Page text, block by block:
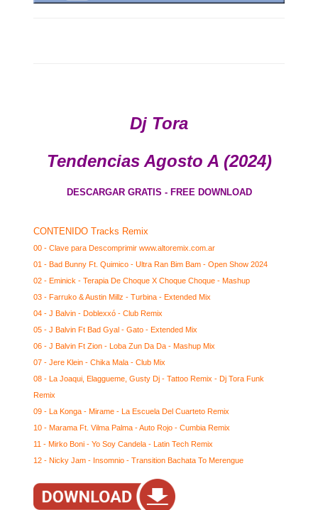
Dj Tora
Tendencias Agosto A (2024)
DESCARGAR GRATIS - FREE DOWNLOAD
CONTENIDO Tracks Remix
00 - Clave para Descomprimir www.altoremix.com.ar
01 - Bad Bunny Ft. Quimico - Ultra Ran Bim Bam - Open Show 2024
02 - Eminick - Terapia De Choque X Choque Choque - Mashup
03 - Farruko & Austin Millz - Turbina - Extended Mix
04 - J Balvin - Doblexxó - Club Remix
05 - J Balvin Ft Bad Gyal - Gato - Extended Mix
06 - J Balvin Ft Zion - Loba Zun Da Da - Mashup Mix
07 - Jere Klein - Chika Mala - Club Mix
08 - La Joaqui, Elaggueme, Gusty Dj - Tattoo Remix - Dj Tora Funk
Remix
09 - La Konga - Mirame - La Escuela Del Cuarteto Remix
10 - Marama Ft. Vilma Palma - Auto Rojo - Cumbia Remix
11 - Mirko Boni - Yo Soy Candela - Latin Tech Remix
12 - Nicky Jam - Insomnio - Transition Bachata To Merengue